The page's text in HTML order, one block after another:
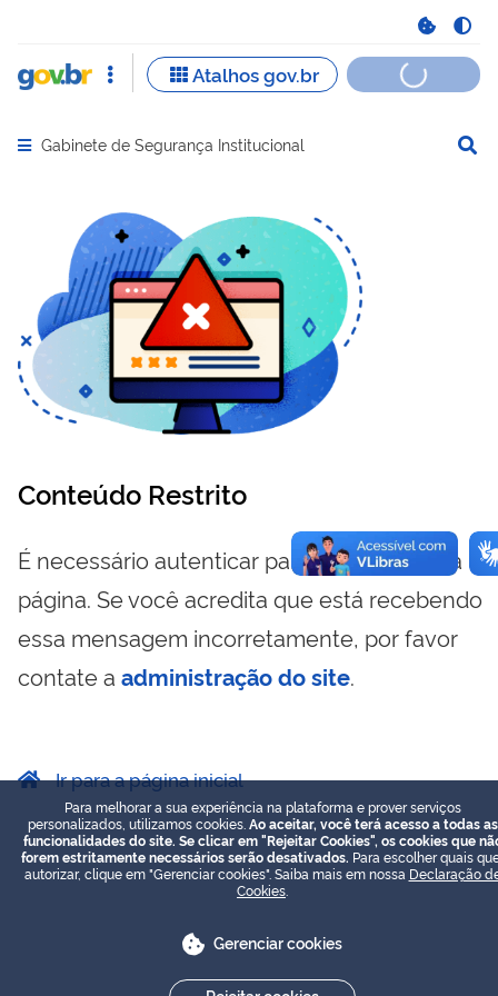
Abrir menu principal de navegação
Gabinete de Segurança Institucional
Conteúdo Restrito
É necessário autenticar para visualizar essa
página. Se você acredita que está recebendo
essa mensagem incorretamente, por favor
contate a administração do site.
Ir para a página inicial
Para melhorar a sua experiência na plataforma e prover serviços
personalizados, utilizamos cookies. Ao aceitar, você terá acesso a todas as
funcionalidades do site. Se clicar em "Rejeitar Cookies", os cookies que
forem estritamente necessários serão desativados. Para escolher quais
autorizar, clique em "Gerenciar cookies". Saiba mais em nossa Declaração
Cookies
Gerenciar cookies